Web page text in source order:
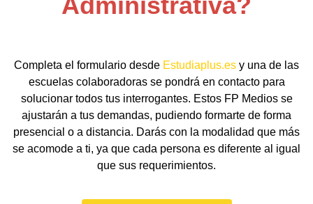
Completa el formulario desde Estudiaplus.es y una de las
escuelas colaboradoras se pondrá en contacto para
solucionar todos tus interrogantes. Estos FP Medios se
ajustarán a tus demandas, pudiendo formarte de forma
presencial o a distancia. Darás con la modalidad que más
se acomode a ti, ya que cada persona es diferente al igual
que sus requerimientos.